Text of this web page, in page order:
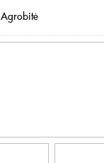
Agrobitė